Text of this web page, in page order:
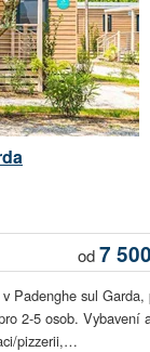
od7
Padenghe sul Garda,
2-5 osob. Vybavení
pizzerii,…